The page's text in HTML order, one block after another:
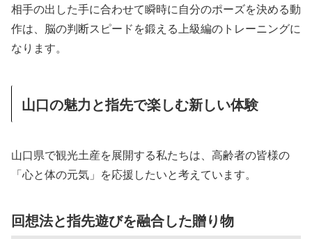
相手の出した手に合わせて瞬時に自分のポーズを決める動
作は、脳の判断スピードを鍛える上級編のトレーニングに
なります。
山口の魅力と指先で楽しむ新しい体験
山口県で観光土産を展開する私たちは、高齢者の皆様の
「心と体の元気」を応援したいと考えています。
回想法と指先遊びを融合した贈り物